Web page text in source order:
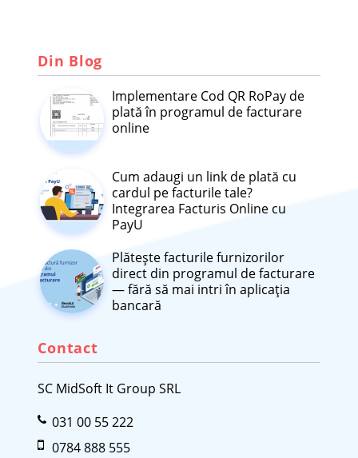
Din Blog
Implementare Cod QR RoPay de
plată în programul de facturare
online
Cum adaugi un link de plată cu
cardul pe facturile tale?
Integrarea Facturis Online cu
PayU
Plătește facturile furnizorilor
direct din programul de facturare
— fără să mai intri în aplicația
bancară
Contact
SC MidSoft It Group SRL
031 00 55 222
0784 888 555